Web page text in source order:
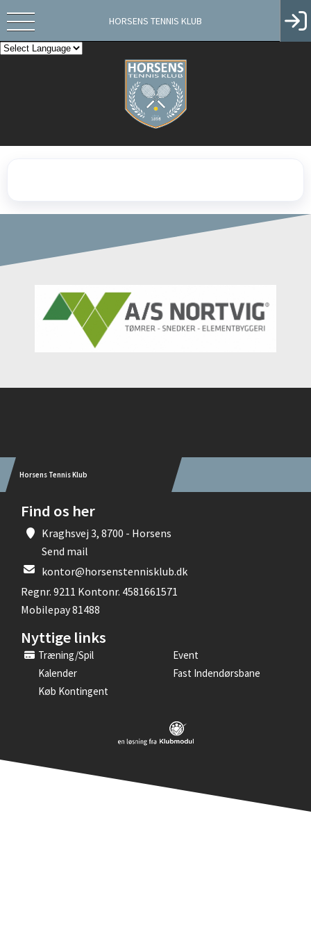
HORSENS TENNIS KLUB
Horsens Tennis Klub
Find os her
Kraghsvej 3, 8700 - Horsens
Send mail
kontor@horsenstennisklub.dk
Regnr. 9211 Kontonr. 4581661571
Mobilepay 81488
Nyttige links
Træning/spil
Event
Kalender
Fast Indendørsbane
Køb Kontingent